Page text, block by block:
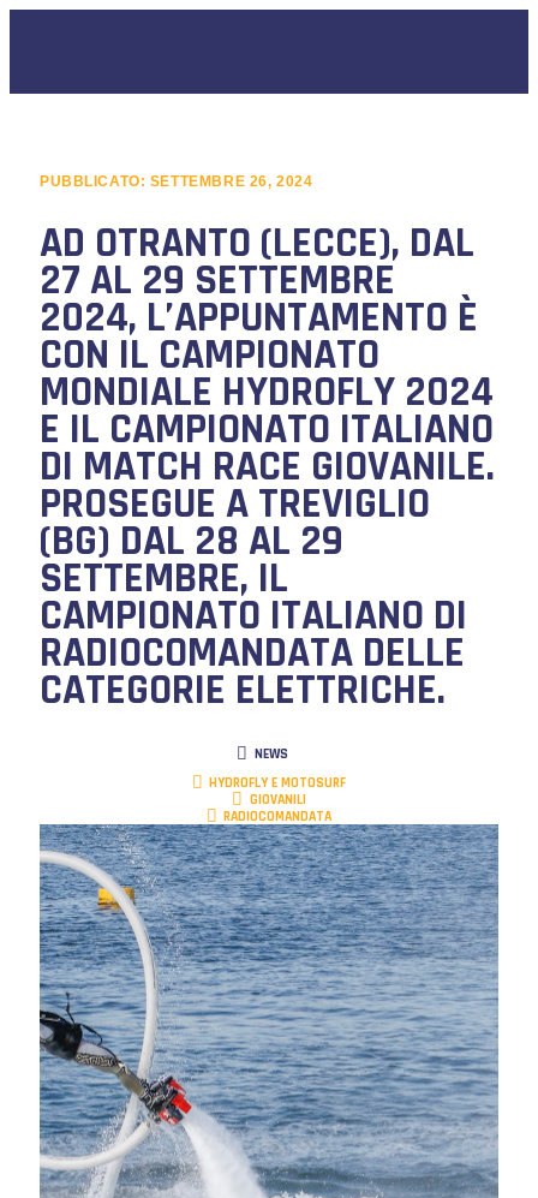
PUBBLICATO: SETTEMBRE 26, 2024
AD OTRANTO (LECCE), DAL
27 AL 29 SETTEMBRE
2024, L’APPUNTAMENTO È
CON IL CAMPIONATO
MONDIALE HYDROFLY 2024
E IL CAMPIONATO ITALIANO
DI MATCH RACE GIOVANILE.
PROSEGUE A TREVIGLIO
(BG) DAL 28 AL 29
SETTEMBRE, IL
CAMPIONATO ITALIANO DI
RADIOCOMANDATA DELLE
CATEGORIE ELETTRICHE.
NEWS
HYDROFLY E MOTOSURF
GIOVANILI
RADIOCOMANDATA